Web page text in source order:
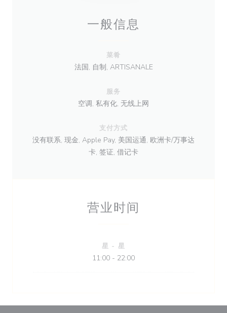
一般信息
菜肴
法国, 自制, ARTISANALE
服务
空调, 私有化, 无线上网
支付方式
没有联系, 现金, Apple Pay, 美国运通, 欧洲卡/万事达
卡, 签证, 借记卡
营业时间
星 - 星
11:00 - 22:00